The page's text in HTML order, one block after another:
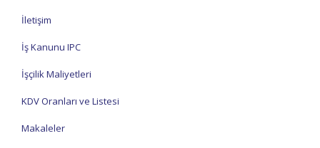
İletişim
İş Kanunu IPC
İşçilik Maliyetleri
KDV Oranları ve Listesi
Makaleler